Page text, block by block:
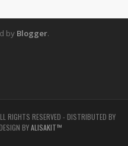
by Blogger.
RIGHTS RESERVED - DISTRIBUTED BY
BYALISAKIT™